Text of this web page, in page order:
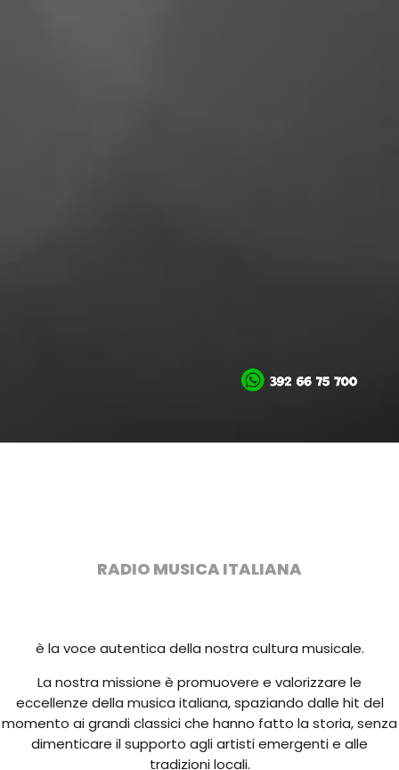
RADIO MUSICA ITALIANA
è la voce autentica della nostra cultura musicale.
La nostra missione è promuovere e valorizzare le
eccellenze della musica italiana, spaziando dalle hit del
momento ai grandi classici che hanno fatto la storia, senza
dimenticare il supporto agli artisti emergenti e alle
tradizioni locali.